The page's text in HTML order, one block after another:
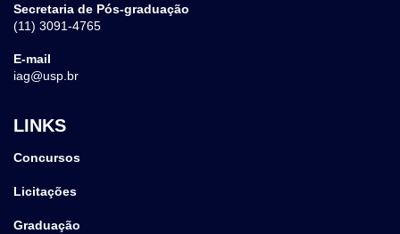
Secretaria de Pós-graduação
(11) 3091-4765
E-mail
iag@usp.br
LINKS
Concursos
Licitações
Graduação